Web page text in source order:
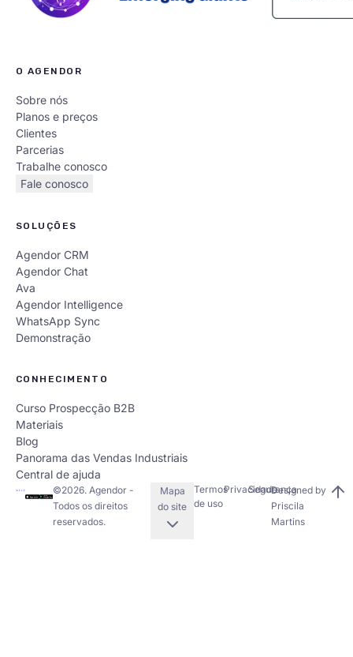
O AGENDOR
Sobre nós
Planos e preços
Clientes
Parcerias
Trabalhe conosco
Fale conosco
SOLUÇÕES
Agendor CRM
Agendor Chat
Ava
Agendor Intelligence
WhatsApp Sync
Demonstração
CONHECIMENTO
Curso Prospecção B2B
Materiais
Blog
Panorama das Vendas Industriais
Central de ajuda
©2026. Agendor -
Todos os direitos
reservados.
Mapa
do site
Termos
de uso
Privacidade
Segurança
Designed by
Priscila
Martins